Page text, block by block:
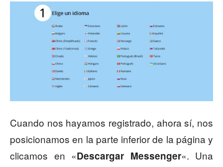
Cuando nos hayamos registrado, ahora sí, nos
posicionamos en la parte inferior de la página y
clicamos en «Descargar Messenger«. Una